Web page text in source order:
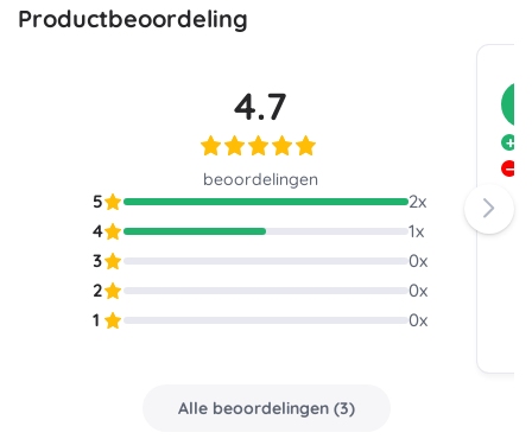
Productbeoordeling
4.7
beoordelingen
5 2x
4
1x
3
0x
2
0x
1
0x
Alle beoordelingen(3)